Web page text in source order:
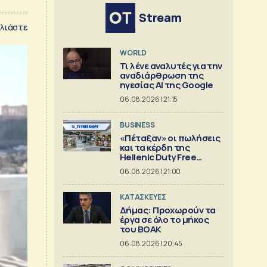
Stream
WORLD
Τι λένε αναλυτές για την
αναδιάρθρωση της
ηγεσίας ΑΙ της Google
06.08.2026 | 21:15
BUSINESS
«Πέταξαν» οι πωλήσεις
και τα κέρδη της
Hellenic Duty Free
Shops
06.08.2026 | 21:00
ΚΑΤΑΣΚΕΥΕΣ
Δήμας: Προχωρούν τα
έργα σε όλο το μήκος
του ΒΟΑΚ
06.08.2026 | 20:45